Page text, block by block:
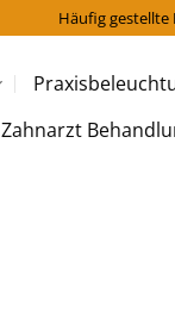
Häufig gestellte
Zahnarzt